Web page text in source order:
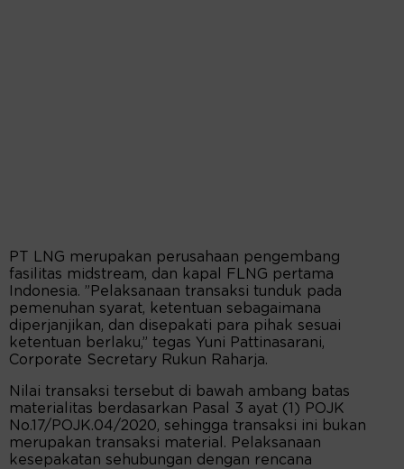
PT LNG merupakan perusahaan pengembang
fasilitas midstream, dan kapal FLNG pertama
Indonesia. ”Pelaksanaan transaksi tunduk pada
pemenuhan syarat, ketentuan sebagaimana
diperjanjikan, dan disepakati para pihak sesuai
ketentuan berlaku,” tegas Yuni Pattinasarani,
Corporate Secretary Rukun Raharja.
Nilai transaksi tersebut di bawah ambang batas
materialitas berdasarkan Pasal 3 ayat (1) POJK
No.17/POJK.04/2020, sehingga transaksi ini bukan
merupakan transaksi material. Pelaksanaan
kesepakatan sehubungan dengan rencana